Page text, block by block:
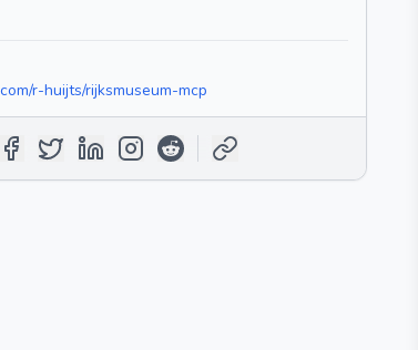
r-huijts/rijksmuseum-mcp